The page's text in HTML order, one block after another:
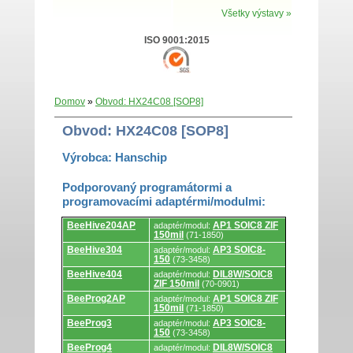
Všetky výstavy »
ISO 9001:2015
Domov » Obvod: HX24C08 [SOP8]
Obvod: HX24C08 [SOP8]
Výrobca: Hanschip
Podporovaný programátormi a
programovacími adaptérmi/modulmi:
Podporovaný
programátormi
a
programovacími
BeeHive204AP adaptér/modul: AP1 SOIC8 ZIF
150mil (71-1850)
BeeHive304 adaptér/modul: AP3 SOIC8-
150 (73-3458)
BeeHive404 adaptér/modul: DIL8W/SOIC8
ZIF 150mil (70-0901)
BeeProg2AP adaptér/modul: AP1 SOIC8 ZIF
150mil (71-1850)
BeeProg3 adaptér/modul: AP3 SOIC8-
150 (73-3458)
BeeProg4 adaptér/modul: DIL8W/SOIC8